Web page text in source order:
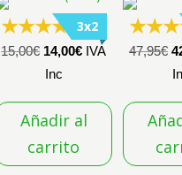
3x2
(16)
15,00€ El
precio
era:
15,00€.
14,00€El
es:
IVA
Inc
Añadir al
carrito
47,95€ El